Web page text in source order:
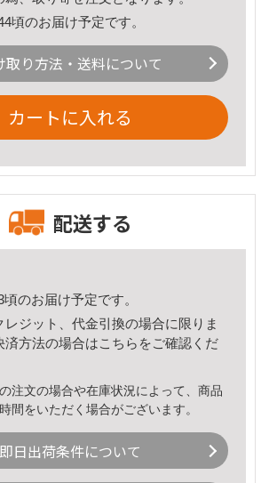
頃のお届け予定です。
取り方法・送料について
カートに入れる
配送する
のお届け予定です。
レジット、代金引換の場合に限りま
済方法の場合はこちら をご確認くだ
注文の場合や在庫状況によって、商品
間をいただく場合がございます。
即日出荷条件について